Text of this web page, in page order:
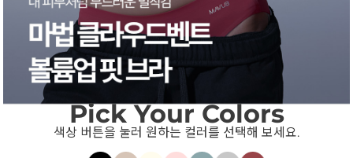
Pick Your Colors
색상 버튼을 눌러 원하는 컬러를 선택해 보세요.